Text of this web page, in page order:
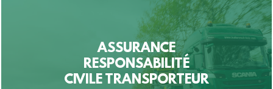
ASSURANCE
RESPONSABILITÉ
CIVILE TRANSPORTEUR